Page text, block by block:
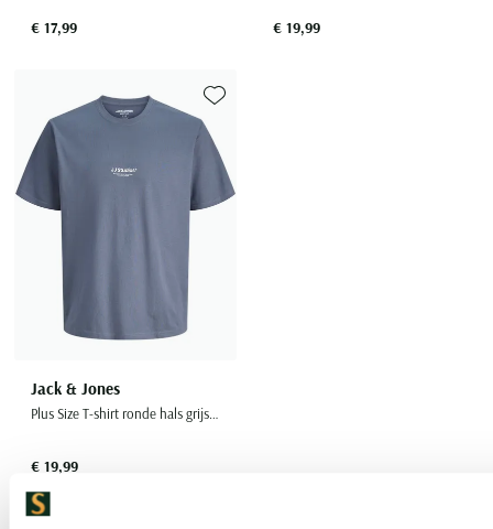
€ 17,99 € 19,99
Jack & Jones
Plus Size T-shirt ronde hals grijs met opdruk
€ 19,99
Toevoegen aan favorieten